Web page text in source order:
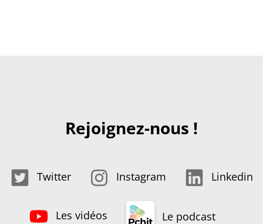
Rejoignez-nous !
Twitter Instagram Linkedin
Les vidéos Le podcast